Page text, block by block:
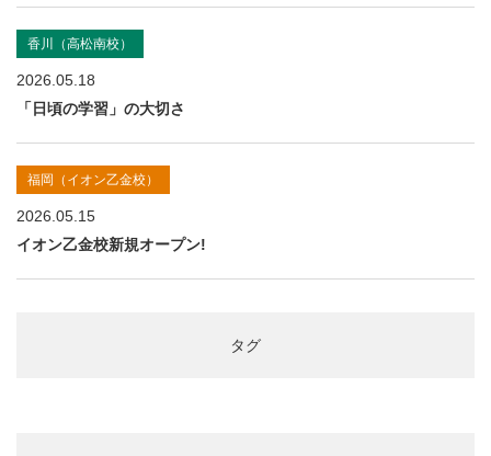
香川（高松南校）
2026.05.18
「日頃の学習」の大切さ
福岡（イオン乙金校）
2026.05.15
イオン乙金校新規オープン!
タグ